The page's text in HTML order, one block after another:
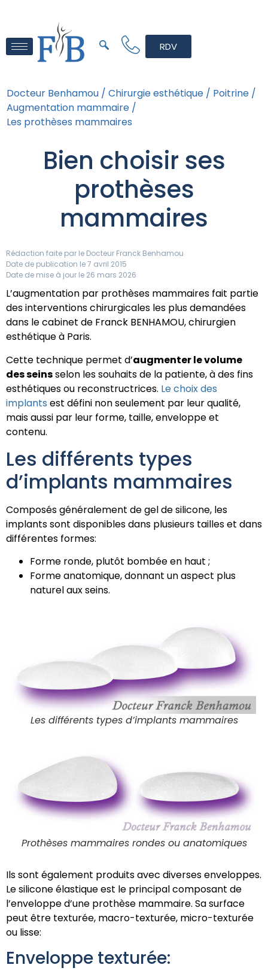
RDV
Docteur Benhamou / Chirurgie esthétique / Poitrine /
Augmentation mammaire /
Les prothèses mammaires
Bien choisir ses
prothèses
mammaires
Rédaction faite par le Docteur Franck Benhamou
Date de publication le 7 avril 2015
Date de mise à jour le 26 mars 2026
L’augmentation par prothèses mammaires fait partie
des interventions chirurgicales les plus demandées
dans le cabinet de Franck BENHAMOU, chirurgien
esthétique à Paris.
Cette technique permet d’augmenter le volume
des seinsselon les souhaits de la patiente, à des fins
esthétiques ou reconstructrices. Le choix des
implants est défini non seulement par leur qualité,
mais aussi par leur forme, taille, enveloppe et
contenu.
Les différents types
d’implants mammaires
Composés généralement de gel de silicone, les
implants sont disponibles dans plusieurs tailles et dans
différentes formes:
Forme ronde, plutôt bombée en haut ;
Forme anatomique, donnant un aspect plus
naturel aux seins.
Les différents types d’implants mammaires
Prothèses mammaires rondes ou anatomiques
Ils sont également produits avec diverses enveloppes.
Le silicone élastique est le principal composant de
l’enveloppe d’une prothèse mammaire. Sa surface
peut être texturée, macro-texturée, micro-texturée
ou lisse:
Enveloppe texturée: